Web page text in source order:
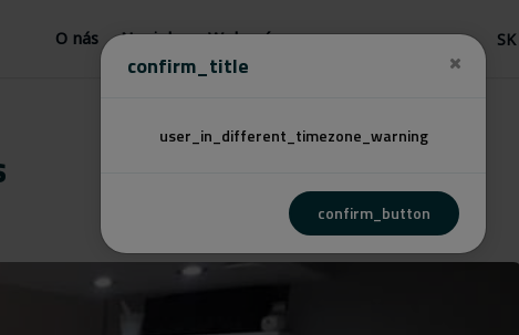
confirm_title
user_in_different_timezone_warning
confirm_button
O nás Novinky Webový